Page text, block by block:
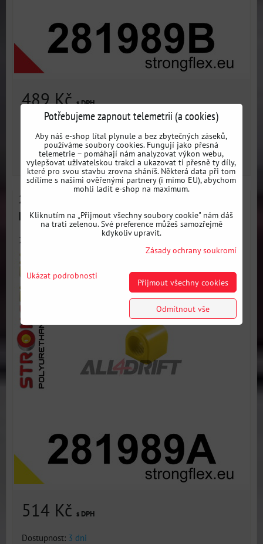
489 Kčs DPH
ZVOLTE VARIANTU
281989A Silentblok předního stabilizátoru SPORT -
Nissan I (84-90) Z31
281989A: Přední stabilizátor silentblok SPORT - Sportovní...
514 Kč s DPH
Dostupnost: 3 dni
Potřebujeme zapnout telemetrii (a cookies)
Aby náš e-shop lítal plynule a bez zbytečných záseků,
používáme soubory cookies. Fungují jako přesná
telemetrie – pomáhají nám analyzovat výkon webu,
vylepšovat uživatelskou trakci a ukazovat ti přesně ty díly,
které pro svou stavbu zrovna sháníš. Některá data při tom
sdílíme s našimi ověřenými partnery (i mimo EU), abychom
mohli ladit e-shop na maximum.
Kliknutím na „Přijmout všechny soubory cookie" nám dáš
na trati zelenou. Své preference můžeš samozřejmě
kdykoliv upravit.
Zásady ochrany soukromí
Ukázat podrobnosti
Přijmout všechny cookies
Odmítnout vše